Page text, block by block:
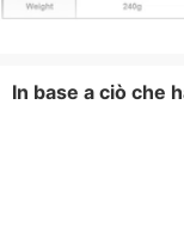
In base a ciò che